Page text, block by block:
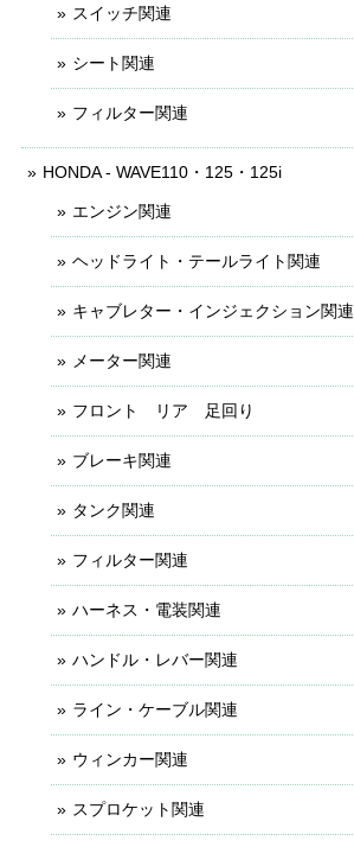
スイッチ関連
シート関連
フィルター関連
HONDA - WAVE110・125・125i
エンジン関連
ヘッドライト・テールライト関連
キャブレター・インジェクション関連
メーター関連
フロント リア 足回り
ブレーキ関連
タンク関連
フィルター関連
ハーネス・電装関連
ハンドル・レバー関連
ライン・ケーブル関連
ウィンカー関連
スプロケット関連